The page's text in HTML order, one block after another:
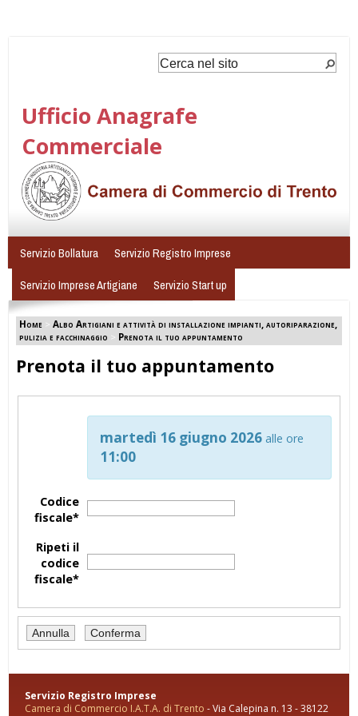
Ufficio Anagrafe
Commerciale
Servizio Bollatura
Servizio Registro Imprese
Servizio Imprese Artigiane
Servizio Start up
Home > Albo Artigiani e attività di installazione impianti, autoriparazione,
pulizia e facchinaggio > Prenota il tuo appuntamento
Prenota il tuo appuntamento
martedì 16 giugno 2026 alle ore
11:00
Codice
fiscale*
Ripeti il
codice
fiscale*
Servizio Registro Imprese
Camera di Commercio I.A.T.A. di Trento - Via Calepina n. 13 - 38122